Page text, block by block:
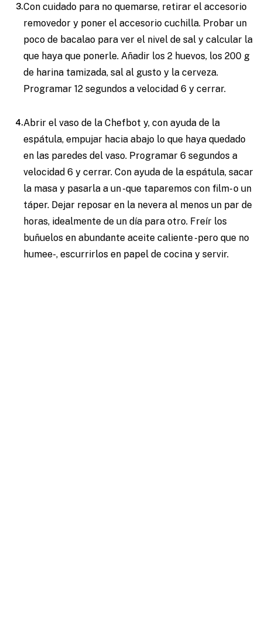
Con cuidado para no quemarse, retirar el accesorio
removedor y poner el accesorio cuchilla. Probar un
poco de bacalao para ver el nivel de sal y calcular la
que haya que ponerle. Añadir los 2 huevos, los 200 g
de harina tamizada, sal al gusto y la cerveza.
Programar 12 segundos a velocidad 6 y cerrar.
Abrir el vaso de la Chefbot y, con ayuda de la
espátula, empujar hacia abajo lo que haya quedado
en las paredes del vaso. Programar 6 segundos a
velocidad 6 y cerrar. Con ayuda de la espátula, sacar
la masa y pasarla a un -que taparemos con film- o un
táper. Dejar reposar en la nevera al menos un par de
horas, idealmente de un día para otro. Freír los
buñuelos en abundante aceite caliente -pero que no
humee-, escurrirlos en papel de cocina y servir.